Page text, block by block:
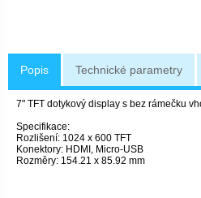
Popis Technické parametry
7" TFT dotykový display s bez rámečku
Specifikace:
Rozlišení: 1024 x 600 TFT
Konektory: HDMI, Micro-USB
Rozměry: 154.21 x 85.92 mm